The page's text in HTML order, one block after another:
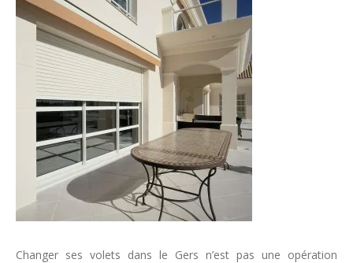
Changer ses volets dans le Gers n’est pas une opération